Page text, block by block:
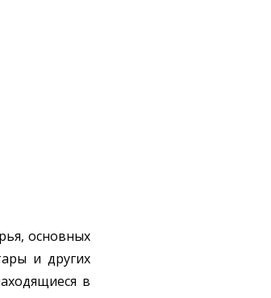
основных
и других
в